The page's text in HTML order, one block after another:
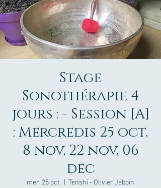
Stage
Sonothérapie 4
jours : - Session [A]
: Mercredis 25 oct,
8 nov, 22 nov, 06
dec
mer. 25 oct.
  |
Tenshi - Olivier Jaboin